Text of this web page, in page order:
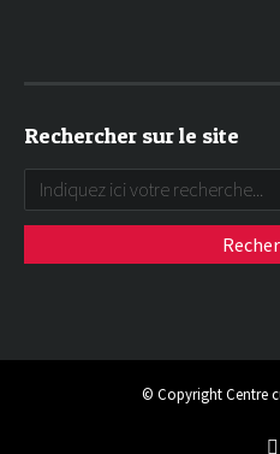
Rechercher sur le site
© Copyright Centre